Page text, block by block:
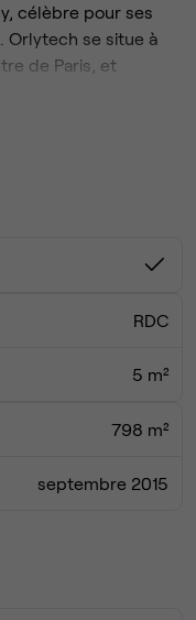
célèbre pour ses
Orlytech se situe à
de Paris, et
lui aussi.
sur place,
RDC
5 m²
798 m²
septembre 2015